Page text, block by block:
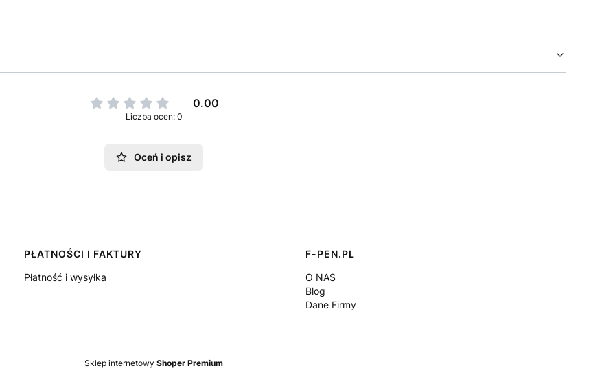
0.00
Liczba ocen: 0
Oceń i opisz
PŁATNOŚCI I FAKTURY
Płatność i wysyłka
F-PEN.PL
O NAS
Blog
Dane Firmy
Sklep internetowy Shoper Premium